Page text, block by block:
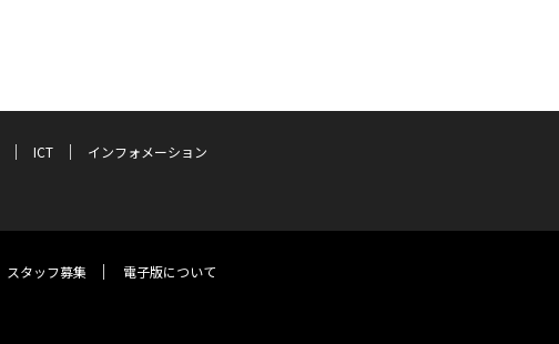
ICT
インフォメーション
スタッフ募集 電子版について